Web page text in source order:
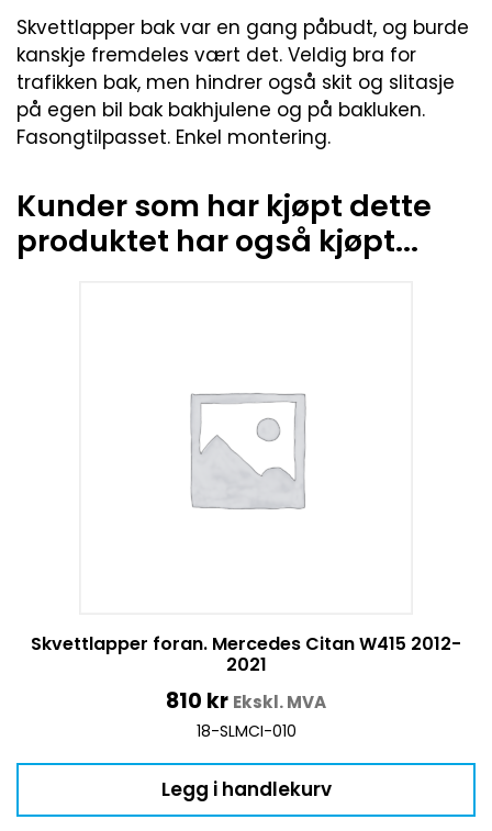
Skvettlapper bak var en gang påbudt, og burde
kanskje fremdeles vært det. Veldig bra for
trafikken bak, men hindrer også skit og slitasje
på egen bil bak bakhjulene og på bakluken.
Fasongtilpasset. Enkel montering.
Kunder som har kjøpt dette
produktet har også kjøpt...
Skvettlapper foran. Mercedes Citan W415 2012-
2021
810 kr Ekskl. MVA
18-SLMCI-010
Legg i handlekurv